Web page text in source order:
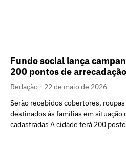
Fundo social lança
200 pontos de
Redação
22 de maio de 2026
Serão recebidos cobertores,
destinados às famílias em
cadastradas A cidade terá 200